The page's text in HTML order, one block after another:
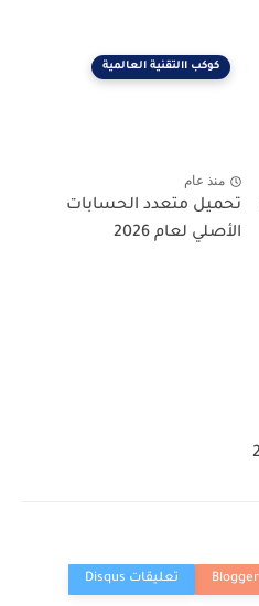
كوكب االتقنية العالمية
منذ عام
تحميل متعدد الحسابات
الأصلي لعام 2026